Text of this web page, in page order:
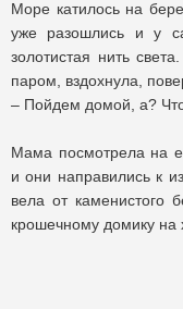
Море катилось на
уже разошлись и у
золотистая нить
паром, вздохнула,
– Пойдем домой, а?
Мама посмотрела на
и они направились к
вела от каменистого
крошечному домику на